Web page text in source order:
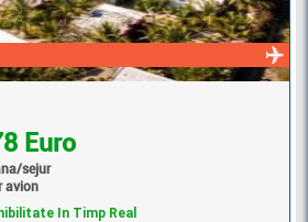
Euro
sejur
avion
In Timp Real